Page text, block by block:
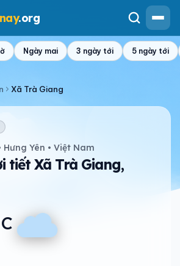
.org
Ngày mai 3 ngày tới 5 ngày tới
Xã Trà Giang
Yên • Việt Nam
tiết Xã Trà Giang,